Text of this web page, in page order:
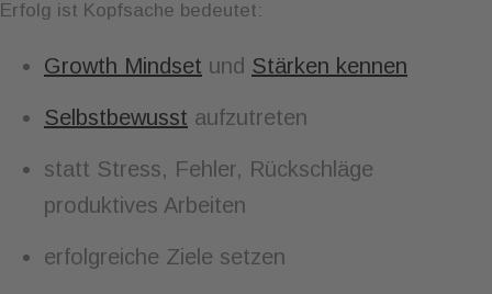
Erfolg ist Kopfsache bedeutet:
Growth Mindset und Stärken kennen
Selbstbewusst aufzutreten
statt Stress, Fehler, Rückschläge
produktives Arbeiten
erfolgreiche Ziele setzen